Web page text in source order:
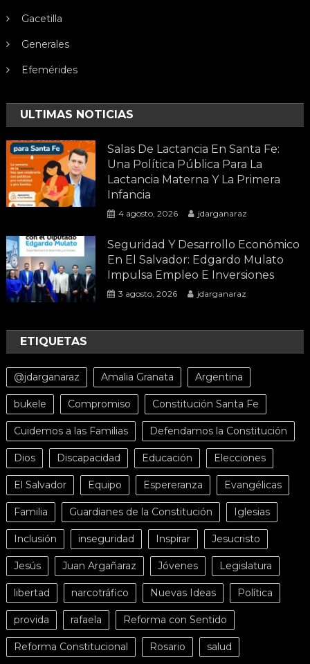
Gacetilla
Generales
Efemérides
ULTIMAS NOTICIAS
Salas De Lactancia En Santa Fe:
Una Política Pública Para La
Lactancia Materna Y La Primera
Infancia
4 agosto, 2026 jdarganaraz
Seguridad Y Desarrollo Económico
En El Salvador: Edgardo Mulato
Impulsa Empleo E Inversiones
3 agosto, 2026 jdarganaraz
ETIQUETAS
@jdarganaraz Amalia Granata Argentina
bukele Compromiso Constitución Santa Fe
Cuidemos a las Familias Defendamos la Constitución
Dios Discapacidad Educación Elecciones
El Salvador Equipo Espereranza Evangélicas
Familia Guardianes de la Constitución Iglesias
Inclusión inseguridad Inspirar Jesucristo
Jesús Juan Argañaraz Jóvenes Legislatura
libertad narcotráfico Nuevas Ideas Política
provida rafaela Reforma con Sentido
Reforma Constitucional Rosario salud